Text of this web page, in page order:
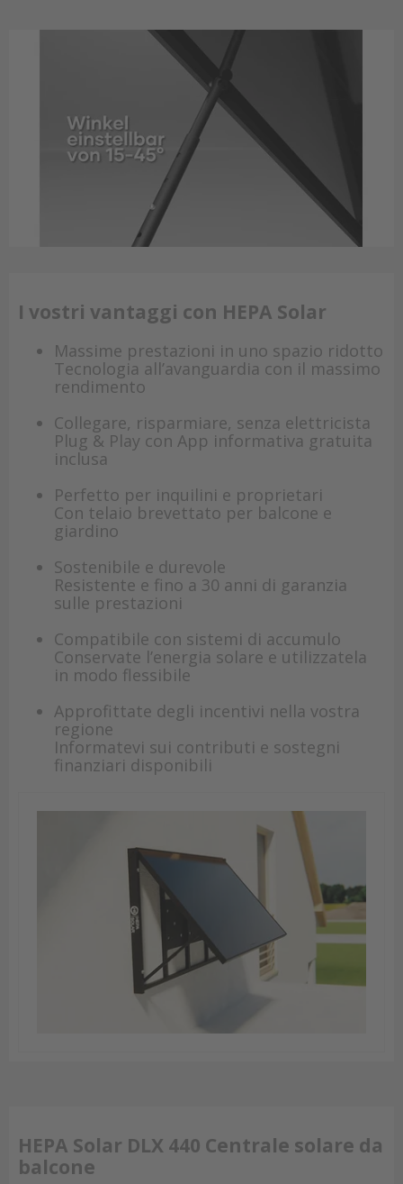
I vostri vantaggi con HEPA Solar
Massime prestazioni in uno spazio ridotto
Tecnologia all’avanguardia con il massimo
rendimento
Collegare, risparmiare, senza elettricista
Plug & Play con App informativa gratuita
inclusa
Perfetto per inquilini e proprietari
Con telaio brevettato per balcone e
giardino
Sostenibile e durevole
Resistente e fino a 30 anni di garanzia
sulle prestazioni
Compatibile con sistemi di accumulo
Conservate l’energia solare e utilizzatela
in modo flessibile
Approfittate degli incentivi nella vostra
regione
Informatevi sui contributi e sostegni
finanziari disponibili
HEPA Solar DLX 440 Centrale solare da
balcone